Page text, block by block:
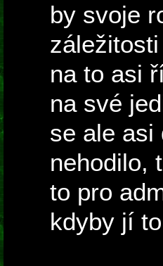
by svoje
na to asi
na své
se ale asi
nehodilo,
to pro
kdyby jí